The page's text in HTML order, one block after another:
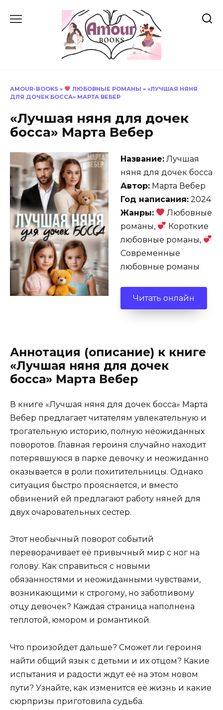
AMOUR-BOOKS » ЛЮБОВНЫЕ РОМАНЫ » «ЛУЧШАЯ НЯНЯ
ДЛЯ ДОЧЕК БОССА» МАРТА ВЕБЕР
«Лучшая няня для дочек
босса» Марта Вебер
Название: Лучшая
няня для дочек босса
Автор: Марта Вебер
Год написания: 2024
Жанры:
Любовные
романы,
Короткие
любовные романы,
Современные
любовные романы
Читать онлайн
Аннотация (описание) к книге
«Лучшая няня для дочек
босса» Марта Вебер
В книге «Лучшая няня для дочек босса» Марта
Вебер предлагает читателям увлекательную и
трогательную историю, полную неожиданных
поворотов. Главная героиня случайно находит
потерявшуюся в парке девочку и неожиданно
оказывается в роли похитительницы. Однако
ситуация быстро проясняется, и вместо
обвинений ей предлагают работу няней для
двух очаровательных сестер.
Этот необычный поворот событий
переворачивает её привычный мир с ног на
голову. Как справиться с новыми
обязанностями и неожиданными чувствами,
возникающими к строгому, но заботливому
отцу девочек? Каждая страница наполнена
теплотой, юмором и романтикой.
Что произойдет дальше? Сможет ли героиня
найти общий язык с детьми и их отцом? Какие
испытания и радости ждут её на этом новом
пути? Узнайте, как изменится её жизнь и какие
сюрпризы приготовила судьба.